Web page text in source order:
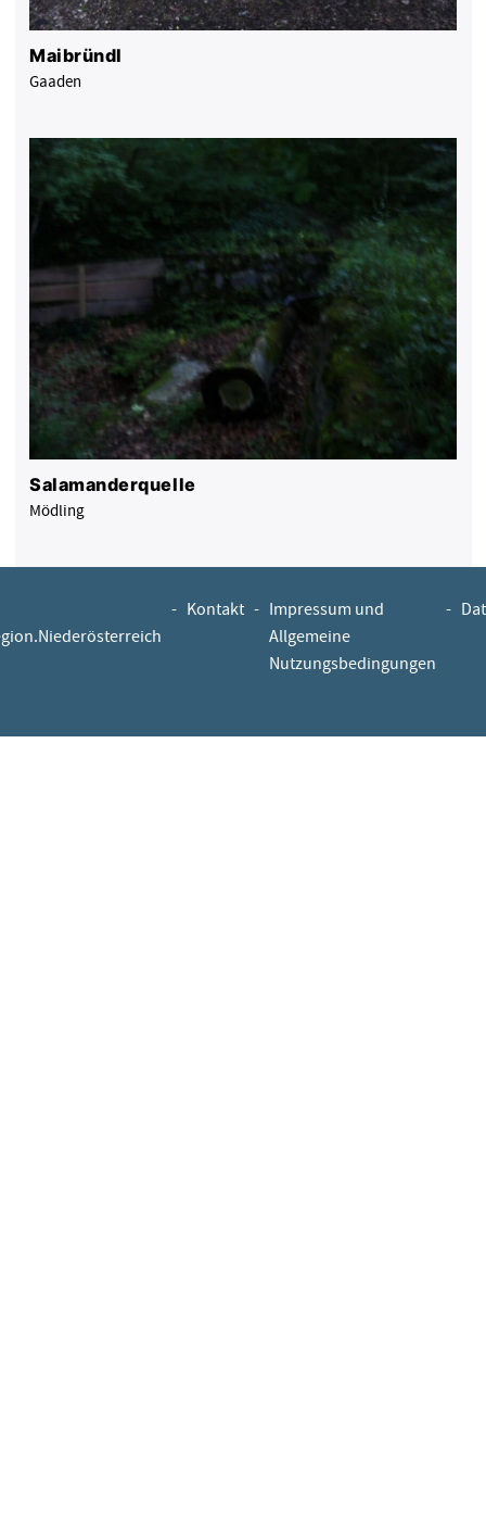
Maibründl
Gaaden
Salamanderquelle
Mödling
- Kontakt - Impressum und
Allgemeine
Nutzungsbedingungen
-